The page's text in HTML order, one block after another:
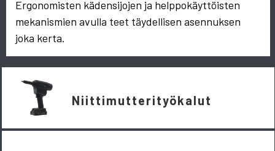
Ergonomisten kädensijojen ja helppokäyttöisten
mekanismien avulla teet täydellisen asennuksen
joka kerta.
Niittimutterityökalut